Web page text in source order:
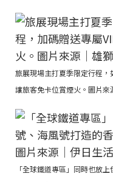
旅展現場主打夏季限定行程，
讓旅客免卡位賞煙火。圖片來
「全球鐵道專區」同時也放